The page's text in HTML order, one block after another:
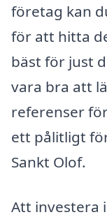
företag kan
för att hitta
bäst för just
vara bra att
referenser
ett pålitligt
Sankt Olof.
Att investera